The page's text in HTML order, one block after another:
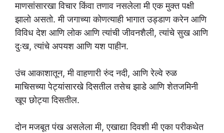
माणसांसारखा विचार किंवा तणाव नसलेला मी एक मुक्त पक्षी
झालो असतो. मी जगाच्या कोणत्याही भागात उड्डाण करेन आणि
विविध देश आणि लोक आणि त्यांची जीवनशैली, त्यांचे सुख आणि
दुःख, त्यांचे अपयश आणि यश पाहीन.
उंच आकाशातून, मी वाहणारी रुंद नदी, आणि रेल्वे रुळ
माचिसच्या पेट्यांसारखे दिसतील तसेच झाडे आणि शेतजमिनी
खूप छोट्या दिसतील.
दोन मजबूत पंख असलेला मी, एखाद्या दिवशी मी एका परीकथेत